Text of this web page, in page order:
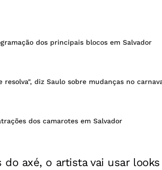
dos principais blocos em Salvador
resolva", diz Saulo sobre mudanças no
dos camarotes em Salvador
do axé, o artista vai usar